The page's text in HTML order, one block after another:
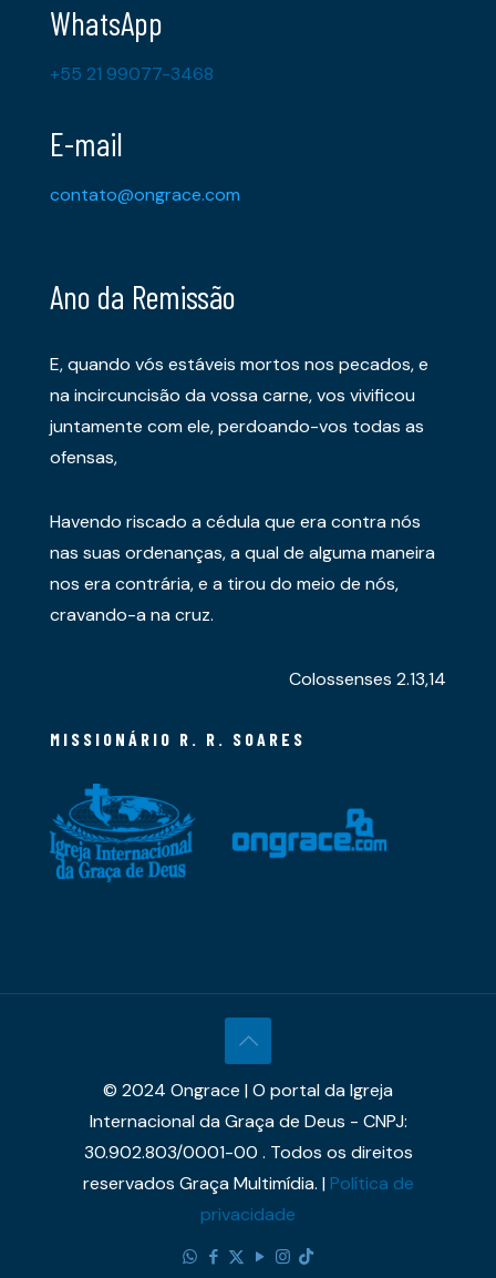
WhatsApp
+55 21 99077-3468
E-mail
contato@ongrace.com
Ano da Remissão
E, quando vós estáveis mortos nos pecados, e
na incircuncisão da vossa carne, vos vivificou
juntamente com ele, perdoando-vos todas as
ofensas,
Havendo riscado a cédula que era contra nós
nas suas ordenanças, a qual de alguma maneira
nos era contrária, e a tirou do meio de nós,
cravando-a na cruz.
Colossenses 2.13,14
MISSIONÁRIO R. R. SOARES
© 2024 Ongrace | O portal da Igreja
Internacional da Graça de Deus - CNPJ:
30.902.803/0001-00 . Todos os direitos
reservados Graça Multimídia. |Política de
privacidade